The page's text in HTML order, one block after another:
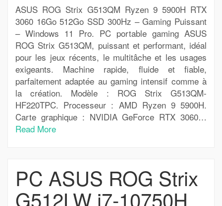
ASUS ROG Strix G513QM Ryzen 9 5900H RTX
3060 16Go 512Go SSD 300Hz – Gaming Puissant
– Windows 11 Pro. PC portable gaming ASUS
ROG Strix G513QM, puissant et performant, idéal
pour les jeux récents, le multitâche et les usages
exigeants. Machine rapide, fluide et fiable,
parfaitement adaptée au gaming intensif comme à
la création. Modèle : ROG Strix G513QM-
HF220TPC. Processeur : AMD Ryzen 9 5900H.
Carte graphique : NVIDIA GeForce RTX 3060…
Read More
PC ASUS ROG Strix
G512LW i7-10750H